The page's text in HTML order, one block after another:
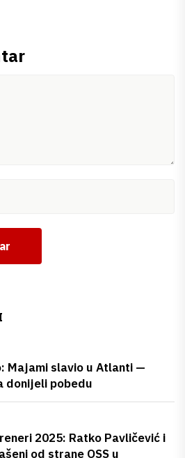
Majami slavio u Atlanti —
donijeli pobedu
2025: Ratko Pavličević i
od strane OSS u